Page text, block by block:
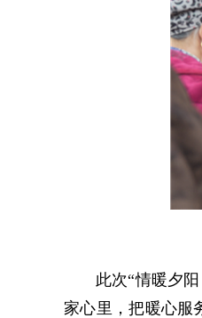
此次“情暖夕
家心里，把暖心服